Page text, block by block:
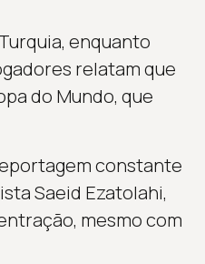
enquanto
relatam que
do Mundo, que
constante
Saeid Ezatolahi,
mesmo com